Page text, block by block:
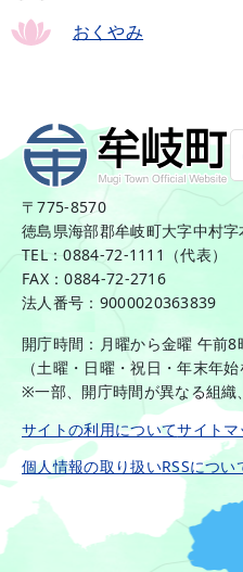
おくやみ
〒775-8570
徳島県海部郡牟岐町大字中村
TEL：0884-72-1111（代表）
FAX：0884-72-2716
法人番号：9000020363839
開庁時間：月曜から金曜 午前
（土曜・日曜・祝日・年末年
※一部、開庁時間が異なる組織
サイトの利用についてサイト
個人情報の取り扱いRSSについ